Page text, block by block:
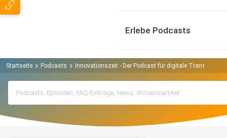
Erlebe Podcasts
Startseite Podcasts Innovationszeit - Der Podcast für digitale